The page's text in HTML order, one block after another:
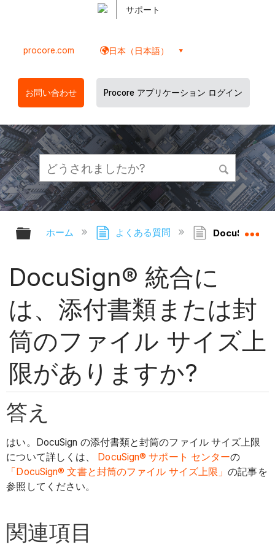
サポート
procore.com 日本（日本語）
お問い合わせ Procore アプリケーション ログイン
グローバル階層を展開/折りたたむ
ホーム よくある質問 DocuSign® 統
DocuSign® 統合に
は、添付書類または封
筒のファイル サイズ上
限がありますか?
答え
はい。DocuSign の添付書類と封筒のファイル サイズ上限
について詳しくは、
DocuSign® サポート センターの
「DocuSign® 文書と封筒のファイル サイズ上限」の記事を
参照してください。
関連項目